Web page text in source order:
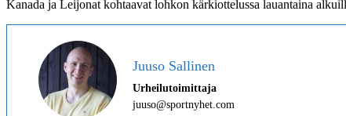
Kanada ja Leijonat kohtaavat lohkon kärkiottelussa lauantaina
Juuso Sallinen
Urheilutoimittaja
juuso@sportnyhet.com